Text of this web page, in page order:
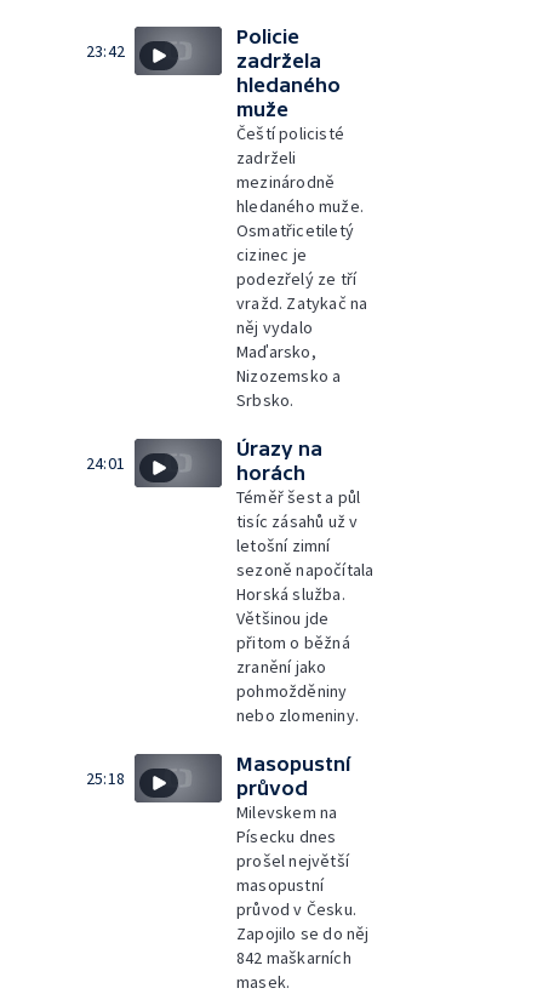
23:42
Policie
zadržela
hledaného
muže
Čeští policisté
zadrželi
mezinárodně
hledaného muže.
Osmatřicetiletý
cizinec je
podezřelý ze tří
vražd. Zatykač na
něj vydalo
Maďarsko,
Nizozemsko a
Srbsko.
24:01
Úrazy na
horách
Téměř šest a půl
tisíc zásahů už v
letošní zimní
sezoně napočítala
Horská služba.
Většinou jde
přitom o běžná
zranění jako
pohmožděniny
nebo zlomeniny.
25:18
Masopustní
průvod
Milevskem na
Písecku dnes
prošel největší
masopustní
průvod v Česku.
Zapojilo se do něj
842 maškarních
masek.